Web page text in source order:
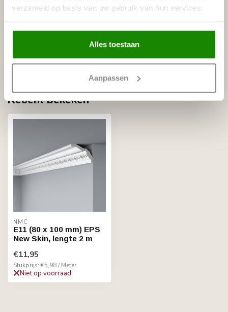
verzameld op basis van uw gebruik van hun services.
Alles toestaan
Aanpassen
Op voorraad
NMC Verstekbak MDF voor
Op voorraad
Recent bekeken
NMC
E11 (80 x 100 mm) EPS
New Skin, lengte 2 m
€11,95
Stukprijs: €5,98 / Meter
Niet op voorraad